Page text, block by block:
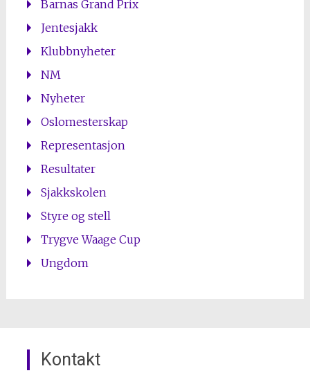
Barnas Grand Prix
Jentesjakk
Klubbnyheter
NM
Nyheter
Oslomesterskap
Representasjon
Resultater
Sjakkskolen
Styre og stell
Trygve Waage Cup
Ungdom
Kontakt